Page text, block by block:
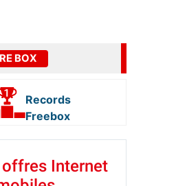
BOX
Records
Freebox
Internet